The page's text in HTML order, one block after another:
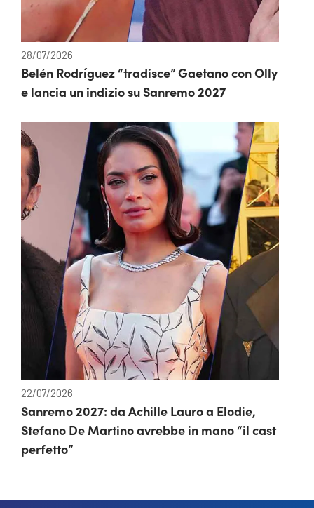
28/07/2026
Belén Rodríguez “tradisce” Gaetano con Olly
e lancia un indizio su Sanremo 2027
22/07/2026
Sanremo 2027: da Achille Lauro a Elodie,
Stefano De Martino avrebbe in mano “il cast
perfetto”